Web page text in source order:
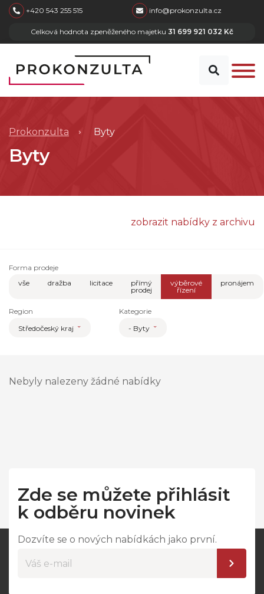
skip to main content
+420 543 255 515 info@prokonzulta.cz
Celková hodnota zpeněženého majetku 31 699 921 032 Kč
Prokonzulta Byty
Byty
zobrazit nabídky z archivu
Forma prodeje
vše
dražba licitace
přímý
prodej
výběrové
řízení
pronájem
Region
Středočeský kraj
Kategorie
- Byty
Nebyly nalezeny žádné nabídky
Zde se můžete přihlásit
k odběru novinek
Dozvíte se o nových nabídkách jako první.